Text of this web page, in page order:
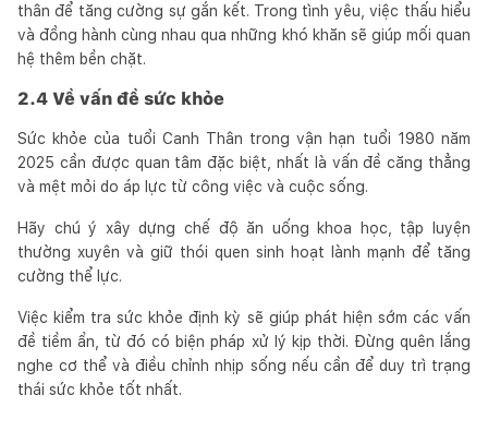
thân để tăng cường sự gắn kết. Trong tình yêu, việc thấu hiểu
và đồng hành cùng nhau qua những khó khăn sẽ giúp mối quan
hệ thêm bền chặt.
2.4 Về vấn đề sức khỏe
Sức khỏe của tuổi Canh Thân trong vận hạn tuổi 1980 năm
2025 cần được quan tâm đặc biệt, nhất là vấn đề căng thẳng
và mệt mỏi do áp lực từ công việc và cuộc sống.
Hãy chú ý xây dựng chế độ ăn uống khoa học, tập luyện
thường xuyên và giữ thói quen sinh hoạt lành mạnh để tăng
cường thể lực.
Việc kiểm tra sức khỏe định kỳ sẽ giúp phát hiện sớm các vấn
đề tiềm ẩn, từ đó có biện pháp xử lý kịp thời. Đừng quên lắng
nghe cơ thể và điều chỉnh nhịp sống nếu cần để duy trì trạng
thái sức khỏe tốt nhất.